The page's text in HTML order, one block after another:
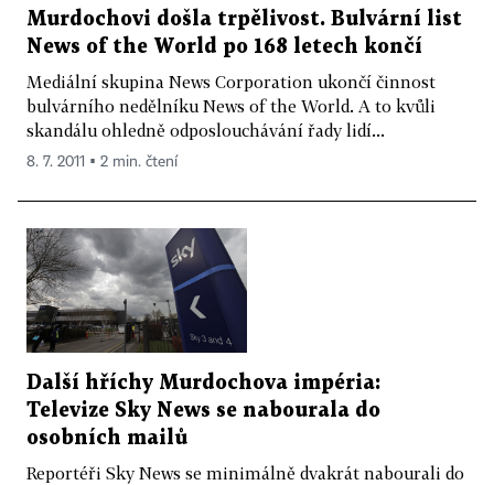
Murdochovi došla trpělivost. Bulvární list
News of the World po 168 letech končí
Mediální skupina News Corporation ukončí činnost
bulvárního nedělníku News of the World. A to kvůli
skandálu ohledně odposlouchávání řady lidí...
8. 7. 2011 ▪ 2 min. čtení
Další hříchy Murdochova impéria:
Televize Sky News se nabourala do
osobních mailů
Reportéři Sky News se minimálně dvakrát nabourali do